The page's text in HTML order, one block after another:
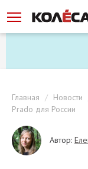
Главная Новости
Prado для России
Автор: